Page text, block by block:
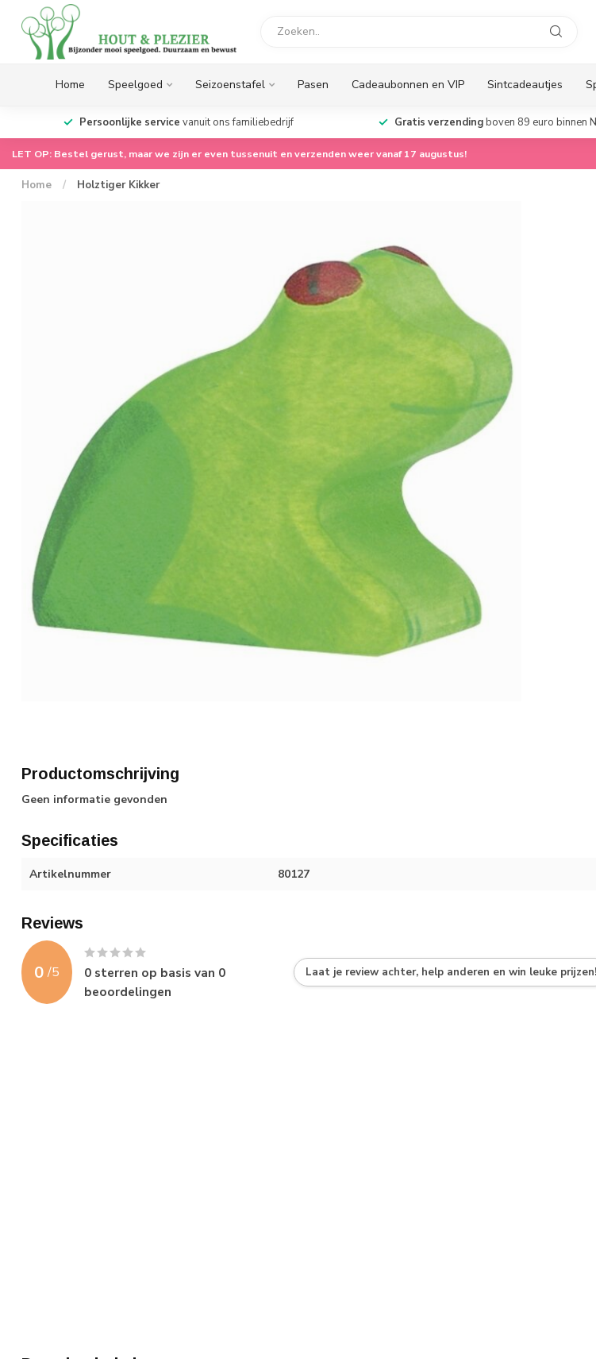
Home Speelgoed Seizoenstafel Pasen Cadeaubonnen en VIP Sintcadeautjes
Persoonlijke service vanuit ons familiebedrijf Gratis verzendingboven 89 euro binnen
LET OP: Bestel gerust, maar we zijn er even tussenuit en verzenden weer vanaf 17 augustus!
Home / Holztiger Kikker
Productomschrijving
Geen informatie gevonden
Specificaties
Artikelnummer 80127
Reviews
0 /5 0 sterren op basis van 0
beoordelingen
Laat je review achter, help anderen en win leuke prijzen!